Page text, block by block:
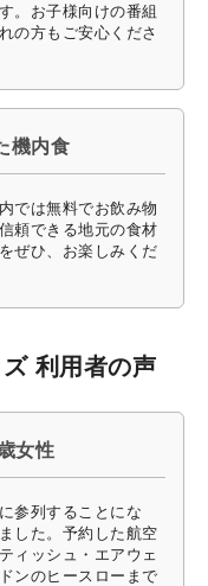
。お子様向けの番組
の方もご安心くださ
機内食
では無料でお飲み物
頼できる地元の食材
ぜひ、お楽しみくだ
利用者の声
女性
参列することにな
した。予約した航空
ィッシュ・エアウェ
ンのヒースローまで